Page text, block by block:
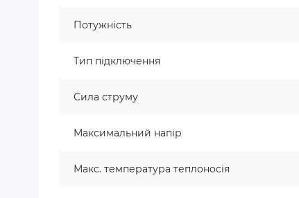
Потужність
Тип підключення
Сила струму
Максимальний напір
Макс. температура теплоносія